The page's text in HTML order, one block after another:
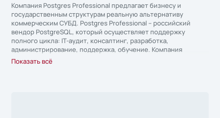
Компания Postgres Professional предлагает бизнесу и
государственным структурам реальную альтернативу
коммерческим СУБД. Postgres Professional – российский
вендор PostgreSQL, который осуществляет поддержку
полного цикла: IT-аудит, консалтинг, разработка,
администрирование, поддержка, обучение. Компания
является частью международного сообщества PostgreSQL и
объединяет российских экспертов PostgreSQL: всех ведущих
Показать всё